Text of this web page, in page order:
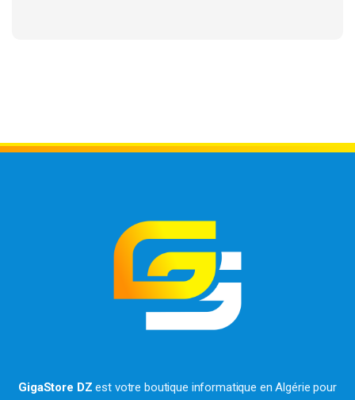
GigaStore DZ est votre boutique informatique en Algérie pour